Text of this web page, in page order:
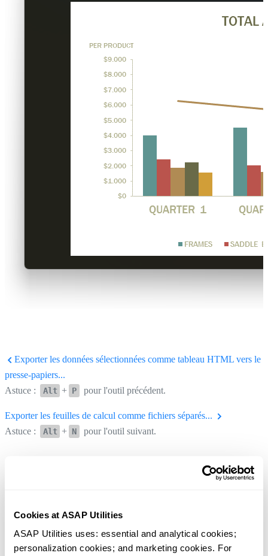
Cookies at ASAP Utilities
ASAP Utilities uses: essential and analytical cookies;
personalization cookies; and marketing cookies. For
Exporter les données sélectionnées comme tableau HTML vers le
presse-papiers...
Astuce :
Alt + P pour l'outil précédent.
Exporter les feuilles de calcul comme fichiers séparés...
Astuce :
Alt + N pour l'outil suivant.